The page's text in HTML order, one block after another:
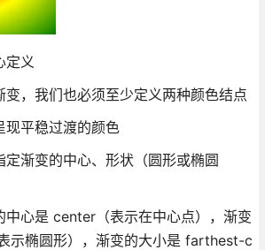
定义
变，我们也必须至少定义两种颜色结点
现平稳过渡的颜色
定渐变的中心、形状（圆形或椭圆
中心是 center（表示在中心点），渐变
示椭圆形），渐变的大小是 farthest-c